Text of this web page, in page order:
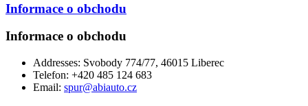
Informace o obchodu
Informace o obchodu
Addresses: Svobody 774/77, 46015 Liberec
Telefon: +420 485 124 683
Email: spur@abiauto.cz